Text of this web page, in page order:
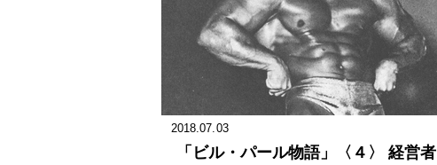
2018.07.03
「ビル・パール物語」〈４〉 経営者